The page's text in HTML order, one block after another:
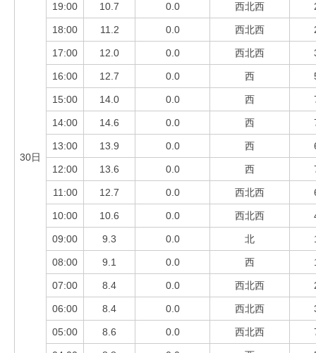
30日
19:00 10.7 0.0 西北西
18:00 11.2 0.0 西北西
17:00 12.0 0.0 西北西
16:00 12.7 0.0 西
15:00 14.0 0.0 西
14:00 14.6 0.0 西
13:00 13.9 0.0 西
12:00 13.6 0.0 西
11:00 12.7 0.0 西北西
10:00 10.6 0.0 西北西
09:00 9.3 0.0 北
08:00 9.1 0.0 西
07:00 8.4 0.0 西北西
06:00 8.4 0.0 西北西
05:00 8.6 0.0 西北西